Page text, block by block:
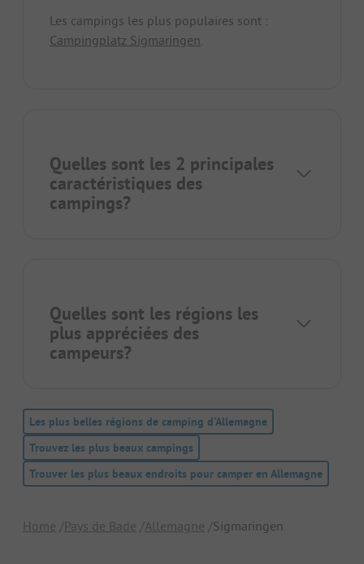
Les campings les plus populaires sont :
Campingplatz Sigmaringen
Quelles sont les 2 principales
caractéristiques des
campings?
Quelles sont les régions les
plus appréciées des
campeurs?
Les plus belles régions de camping d'Allemagne
Trouvez les plus beaux campings
Trouver les plus beaux endroits pour camper en Allemagne
Home Pays de Bade Allemagne Sigmaringen